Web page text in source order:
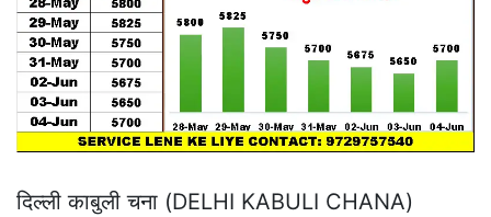
दिल्ली काबुली चना (DELHI KABULI CHANA)